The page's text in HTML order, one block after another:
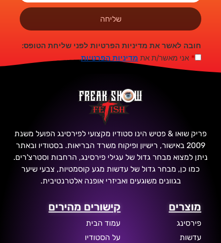
שליחה
חובה לאשר את מדיניות הפרטיות לפני שליחת הטופס:
* אני מאשר/ת את מדיניות הפרטיות.
פריק שואו & פטיש הינו סטודיו מקצועי לפירסינג הפועל משנת
2009 באישור, רישיון ופיקוח משרד הבריאות. בסטודיו ובאתר
ניתן למצוא מבחר גדול של עגילי פירסינג, הרחבות וסטרצ'רים.
כמו כן, מבחר גדול של עדשות מגע קוסמטיות, צבעי שיער
בגוונים משוגעים ואביזרי אופנה אלטרנטיבית.
מוצרים
פירסינג
עדשות
קישורים מהירים
עמוד הבית
על הסטודיו